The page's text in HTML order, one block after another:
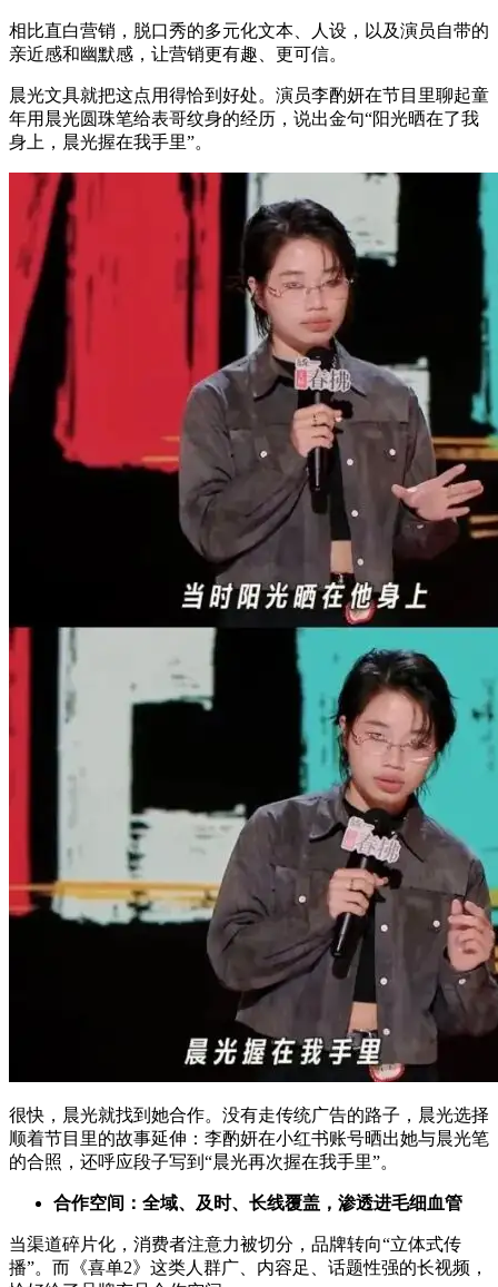
相比直白营销，脱口秀的多元化文本、人设，以及演员自带的
亲近感和幽默感，让营销更有趣、更可信。
晨光文具就把这点用得恰到好处。演员李酌妍在节目里聊起童
年用晨光圆珠笔给表哥纹身的经历，说出金句“阳光晒在了我
身上，晨光握在我手里”。
很快，晨光就找到她合作。没有走传统广告的路子，晨光选择
顺着节目里的故事延伸：李酌妍在小红书账号晒出她与晨光笔
的合照，还呼应段子写到“晨光再次握在我手里”。
合作空间：全域、及时、长线覆盖，渗透进毛细血管
当渠道碎片化，消费者注意力被切分，品牌转向“立体式传
播”。而《喜单2》这类人群广、内容足、话题性强的长视频，